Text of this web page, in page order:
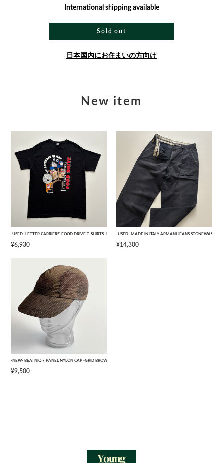
International shipping available
Sold out
日本国内にお住まいの方向け
New item
-USED- LETTER CARRIERS' FOOD DRIVE T-SHIRTS -BLACK- [L]
¥6,930
-USED- MADE IN ITALY ARMANI JEANS
¥14,300
-NEW- BEATNIQ 7 PANEL NYLON CAP -GRID BROWN CAMOUFLAGE- [ONE SIZE]
¥9,500